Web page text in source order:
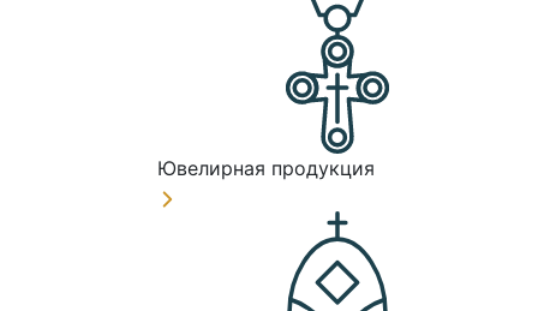
Ювелирная продукция